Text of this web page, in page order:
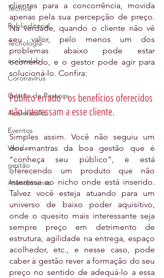
Técnica
Publieditorial
Tecnologia
aceleralab
Coronavírus
Gestão de Pessoas
Aceleratalks
Eventos
Vendas
gestão
Atendimento
clientes para a concorrência, movida
apenas pela sua percepção de preço.
Na verdade, quando o cliente não vê
seu valor, pelo menos um dos
problemas abaixo pode estar
ocorrendo, e o gestor pode agir para
solucioná-lo. Confira:
Público errado - os benefícios oferecidos
não interessam a esse cliente.
Simples assim. Você não seguiu um
dos mantras da boa gestão que é
“conheça seu público”, e está
oferecendo um produto que não
interessa ao nicho onde está inserido.
Talvez você esteja atuando para um
universo de baixo poder aquisitivo,
onde o quesito mais interessante seja
sempre preço em detrimento de
estrutura, agilidade na entrega, espaço
acolhedor, etc., e nesse caso, pode
caber à gestão rever a formação do seu
preço no sentido de adequá-lo a essa